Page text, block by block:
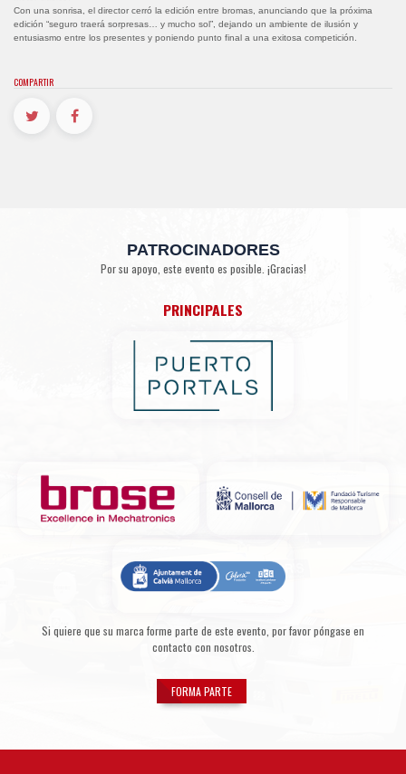
Con una sonrisa, el director cerró la edición entre bromas, anunciando que la próxima
edición “seguro traerá sorpresas… y mucho sol”, dejando un ambiente de ilusión y
entusiasmo entre los presentes y poniendo punto final a una exitosa competición.
COMPARTIR
PATROCINADORES
Por su apoyo, este evento es posible. ¡Gracias!
PRINCIPALES
Si quiere que su marca forme parte de este evento, por favor póngase en
contacto con nosotros.
FORMA PARTE